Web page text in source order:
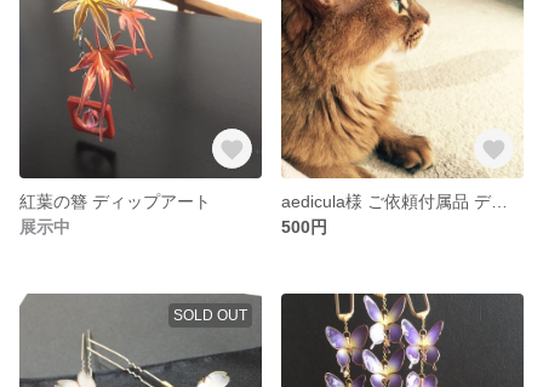
紅葉の簪 ディップアート
展示中
aedicula様 ご依頼付属品 ディップアート
500円
SOLD OUT